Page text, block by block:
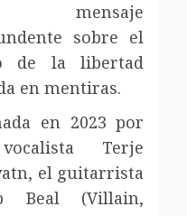
mensaje
sobre el
de la libertad
en mentiras.
en 2023 por
Terje
el guitarrista
Beal (Villain,